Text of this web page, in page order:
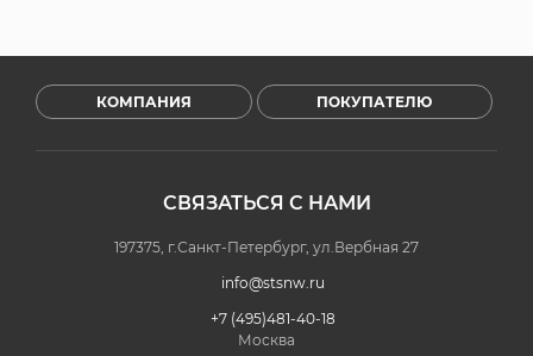
КОМПАНИЯ ПОКУПАТЕЛЮ
СВЯЗАТЬСЯ С НАМИ
197375, г.Санкт-Петербург, ул.Вербная 27
info@stsnw.ru
Москва
+7 (495)481-40-18